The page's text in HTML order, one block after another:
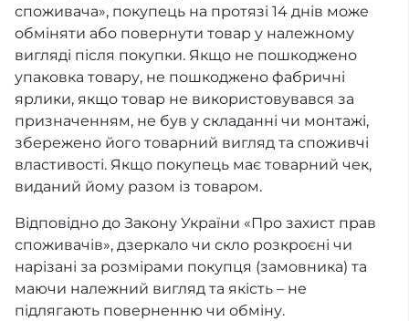
споживача», покупець на протязі 14 днів може
обміняти або повернути товар у належному
вигляді після покупки. Якщо не пошкоджено
упаковка товару, не пошкоджено фабричні
ярлики, якщо товар не використовувався за
призначенням, не був у складанні чи монтажі,
збережено його товарний вигляд та споживчі
властивості. Якщо покупець має товарний чек,
виданий йому разом із товаром.
Відповідно до Закону України «Про захист прав
споживачів», дзеркало чи скло розкроєні чи
нарізані за розмірами покупця (замовника) та
маючи належний вигляд та якість – не
підлягають поверненню чи обміну.